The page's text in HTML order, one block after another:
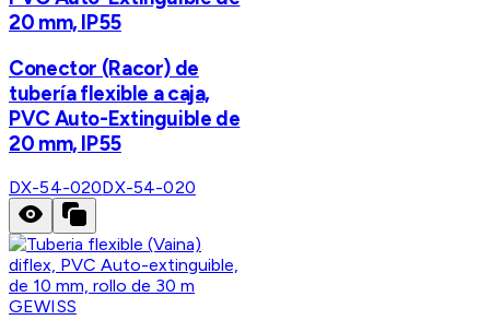
20 mm, IP55
Conector (Racor) de
tubería flexible a caja,
PVC Auto-Extinguible de
20 mm, IP55
DX-54-020DX-54-020
GEWISS